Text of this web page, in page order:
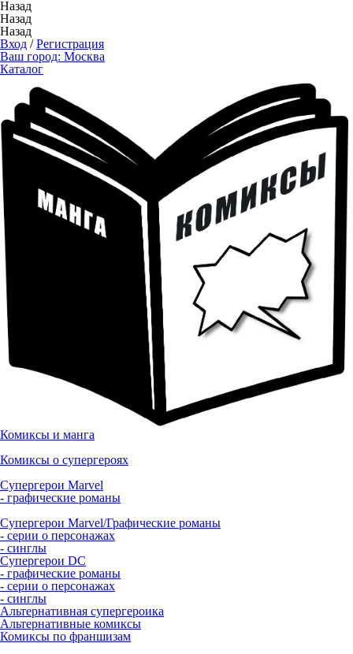
Назад
Назад
Назад
Вход /Регистрация
Ваш город: Москва
Каталог
Комиксы и манга
Комиксы о супергероях
Супергерои Marvel
- графические романы
Супергерои Marvel/Графические романы
- серии о персонажах
- синглы
Супергерои DC
- графические романы
- серии о персонажах
- синглы
Альтернативная супергероика
Альтернативные комиксы
Комиксы по франшизам